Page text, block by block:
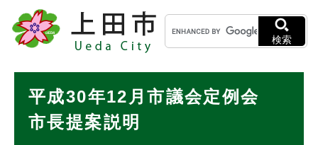
メニューを飛ばして本文へ
キ
ー
ワ
検
検索
平成30年12月市議会定例会
市長提案説明